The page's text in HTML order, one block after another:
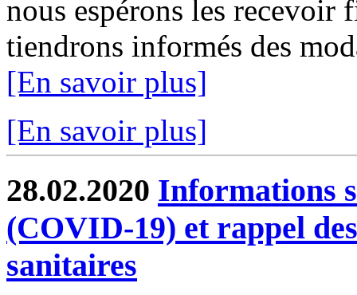
nous espérons les
tiendrons informés des
[En savoir plus]
[En savoir plus]
28.02.2020 Informations
(COVID-19) et rappel
sanitaires